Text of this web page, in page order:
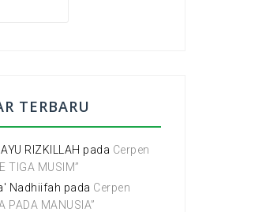
TERBARU
RIZKILLAH pada Cerpen
TIGA MUSIM”
Nadhiifah pada Cerpen
PADA MANUSIA”